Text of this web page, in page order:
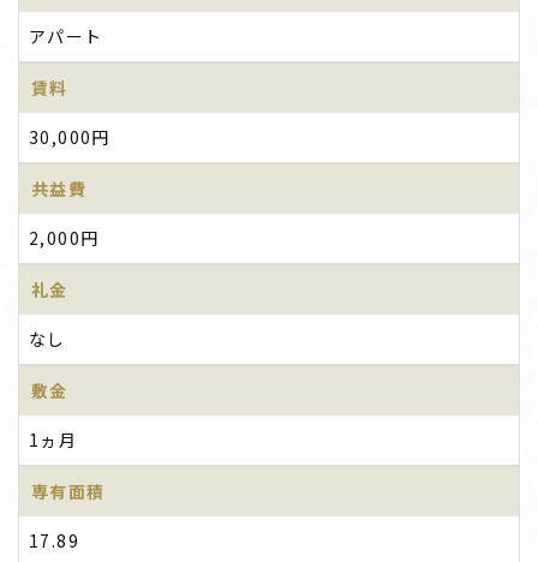
アパート
賃料
30,000円
共益費
2,000円
礼金
なし
敷金
1ヵ月
専有面積
17.89